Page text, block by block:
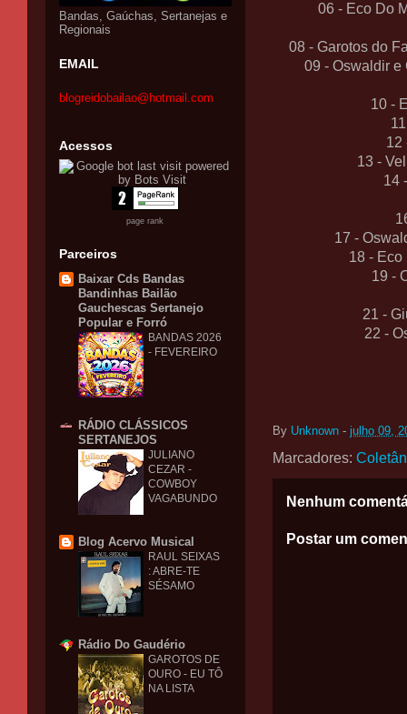
06 - Eco Do
08 - Garotos do
09 - Oswaldir e
10 -
12
13 -
14
17 -
18 - Eco
19 -
21 -
22 -
By Unknown - julho 09,
Marcadores:
Nenhum
Postar um
Bandas, Gaúchas, Sertanejas e
Regionais
EMAIL
blogreidobailao@hotmail.com
Acessos
page rank
Parceiros
Baixar Cds Bandas
Bandinhas Bailão
Gauchescas Sertanejo
Popular e Forró
BANDAS 2026
- FEVEREIRO
RÁDIO CLÁSSICOS
SERTANEJOS
JULIANO
CEZAR -
COWBOY
VAGABUNDO
Blog Acervo Musical
RAUL SEIXAS
: ABRE-TE
SÉSAMO
Rádio Do Gaudério
GAROTOS DE
OURO - EU TÔ
NA LISTA